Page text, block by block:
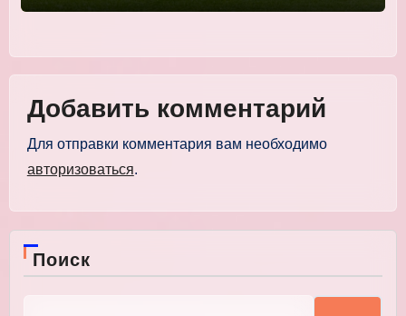
Добавить комментарий
Для отправки комментария вам необходимо
авторизоваться.
Поиск